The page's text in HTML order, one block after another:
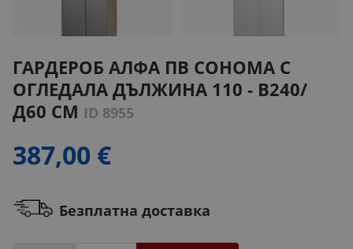
ГАРДЕРОБ АЛФА ПВ СОНОМА С
ОГЛЕДАЛА ДЪЛЖИНА 110 - В240/
Д60 СМ ID 8955
387,00 €
Безплатна доставка